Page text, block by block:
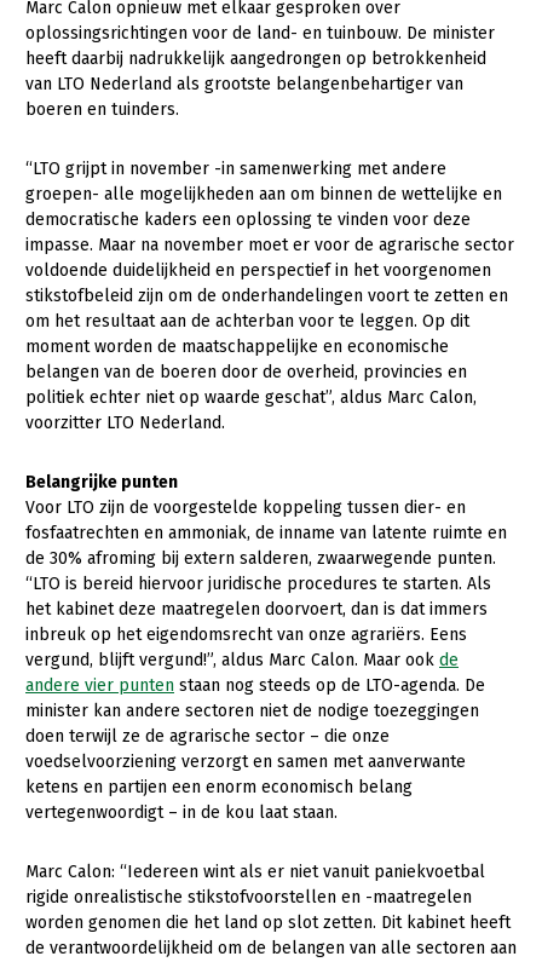
Plant
Akkerbouw
Biologische Landbouw
Bomen, vaste planten en zomerbloemen
Fruitteelt
Glastuinbouw
Paddenstoelen
Vollegrondsgroente
Multifunctionele landbouw
Vrouw en Bedrijf
Nieuws
Nieuwsabonnement
Webinars
Over LTO
LTO Nederland
Mensen
Bestuur en Directie
Vakgroepbestuurders
Jaarverslag 2023
Pers
Contact
Marc Calon opnieuw met elkaar gesproken over
oplossingsrichtingen voor de land- en tuinbouw. De minister
heeft daarbij nadrukkelijk aangedrongen op betrokkenheid
van LTO Nederland als grootste belangenbehartiger van
boeren en tuinders.
“LTO grijpt in november -in samenwerking met andere
groepen- alle mogelijkheden aan om binnen de wettelijke en
democratische kaders een oplossing te vinden voor deze
impasse. Maar na november moet er voor de agrarische sector
voldoende duidelijkheid en perspectief in het voorgenomen
stikstofbeleid zijn om de onderhandelingen voort te zetten en
om het resultaat aan de achterban voor te leggen. Op dit
moment worden de maatschappelijke en economische
belangen van de boeren door de overheid, provincies en
politiek echter niet op waarde geschat”, aldus Marc Calon,
voorzitter LTO Nederland.
Belangrijke punten
Voor LTO zijn de voorgestelde koppeling tussen dier- en
fosfaatrechten en ammoniak, de inname van latente ruimte en
de 30% afroming bij extern salderen, zwaarwegende punten.
“LTO is bereid hiervoor juridische procedures te starten. Als
het kabinet deze maatregelen doorvoert, dan is dat immers
inbreuk op het eigendomsrecht van onze agrariërs. Eens
vergund, blijft vergund!”, aldus Marc Calon. Maar ook de
andere vier punten staan nog steeds op de LTO-agenda. De
minister kan andere sectoren niet de nodige toezeggingen
doen terwijl ze de agrarische sector – die onze
voedselvoorziening verzorgt en samen met aanverwante
ketens en partijen een enorm economisch belang
vertegenwoordigt – in de kou laat staan.
Marc Calon: “Iedereen wint als er niet vanuit paniekvoetbal
rigide onrealistische stikstofvoorstellen en -maatregelen
worden genomen die het land op slot zetten. Dit kabinet heeft
de verantwoordelijkheid om de belangen van alle sectoren aan